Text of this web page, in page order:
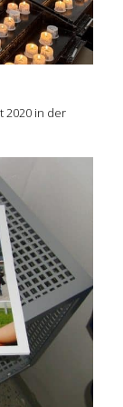
2020 in der